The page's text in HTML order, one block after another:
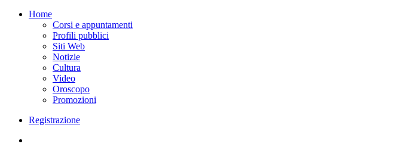
Home
Corsi e appuntamenti
Profili pubblici
Siti Web
Notizie
Cultura
Video
Oroscopo
Promozioni
Registrazione